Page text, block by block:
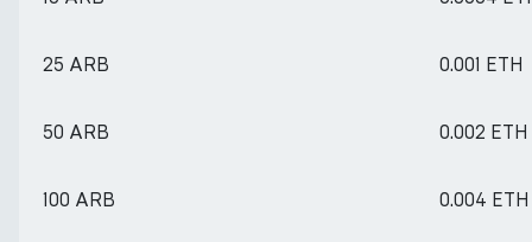
25 ARB 0.001 ETH
50 ARB 0.002 ETH
100 ARB 0.004 ETH